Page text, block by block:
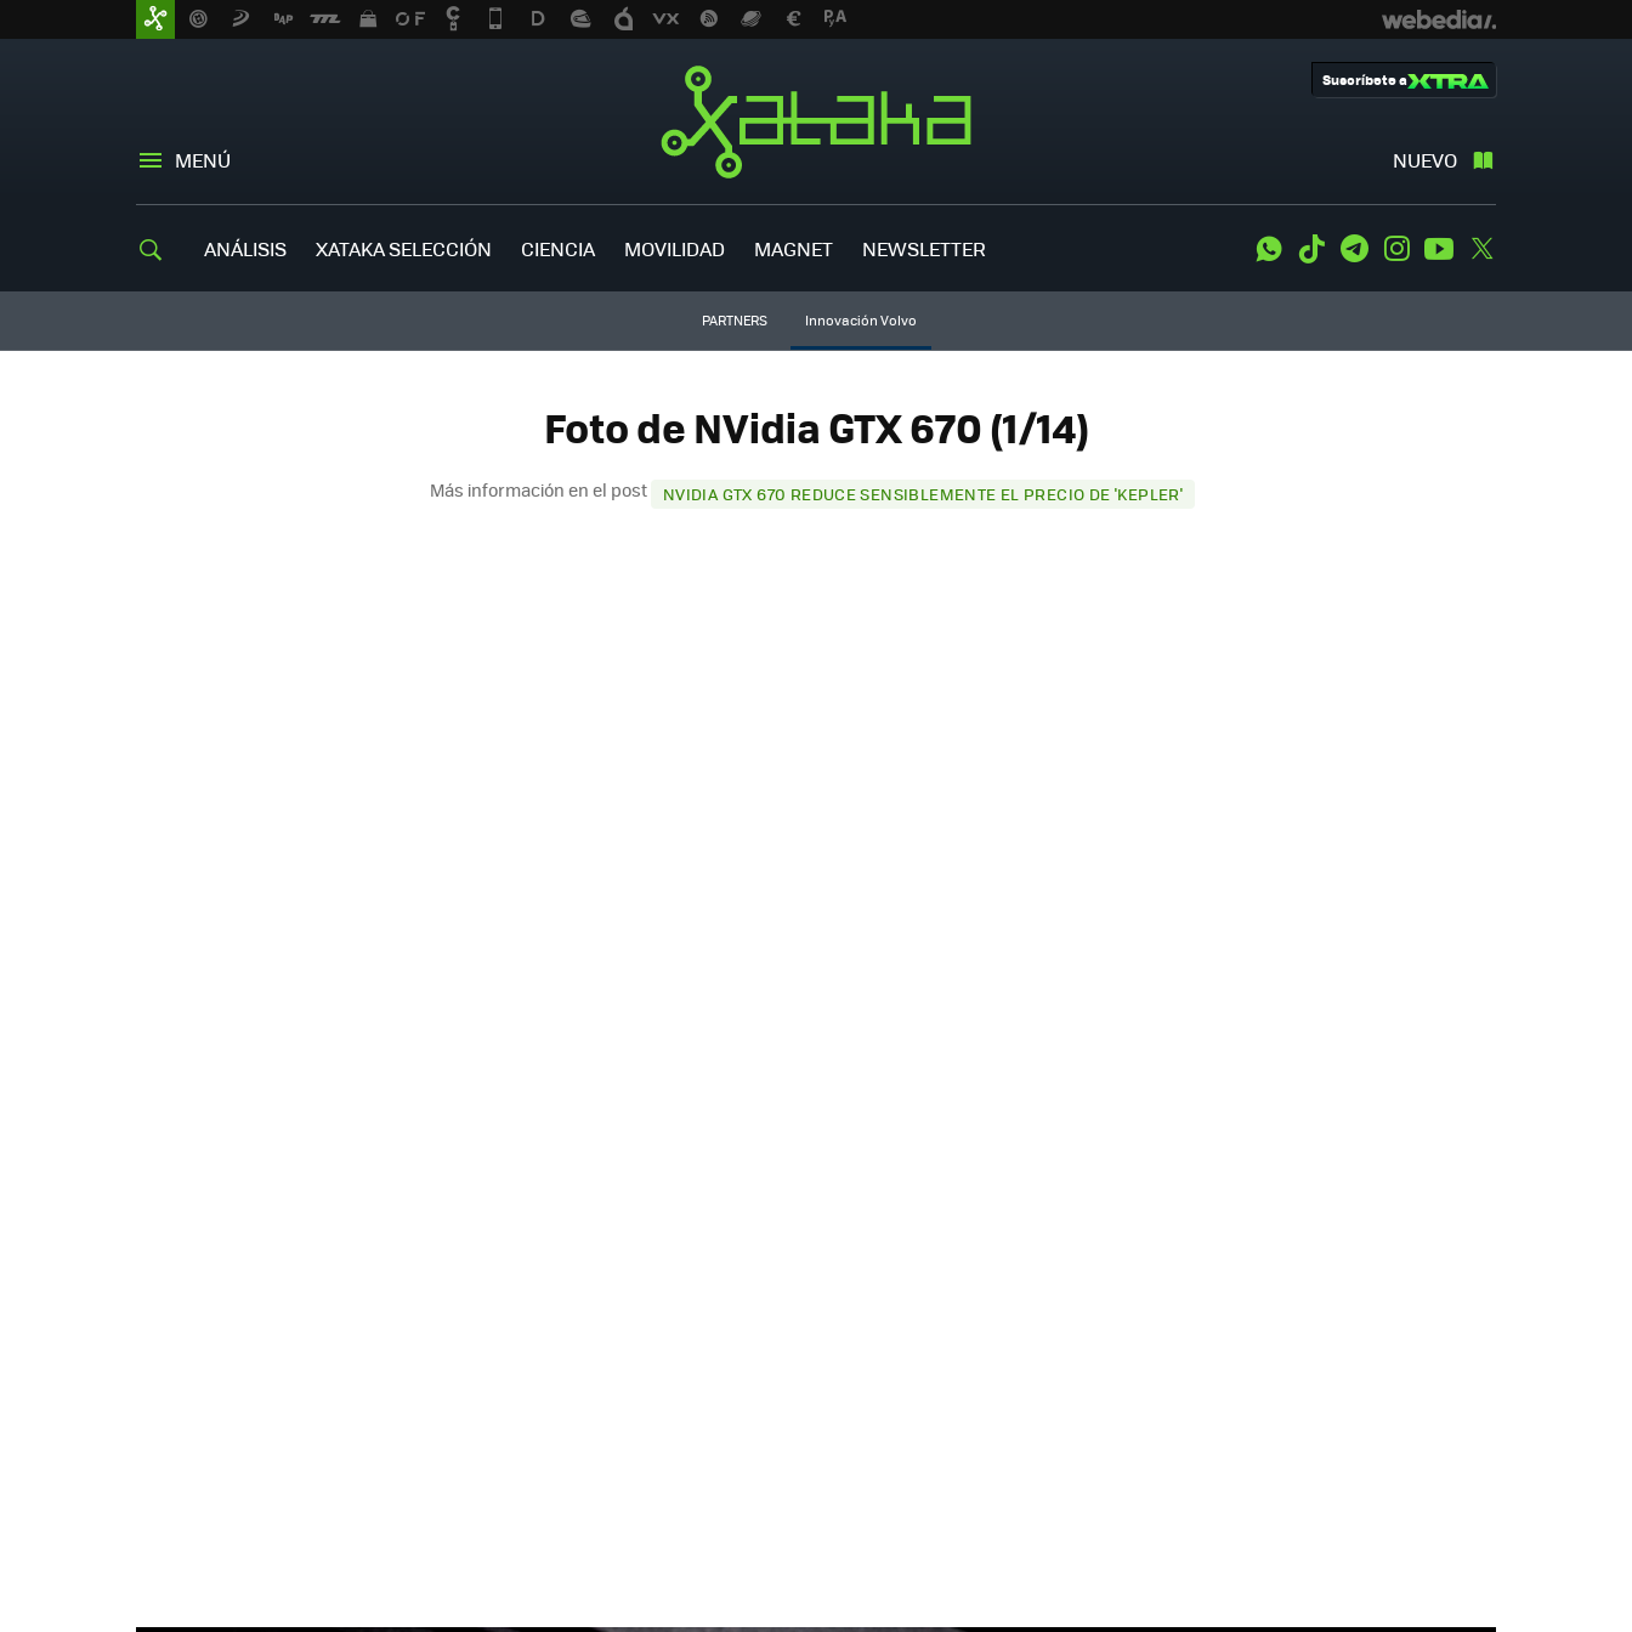
MENÚ NUEVO
Suscríbete a
ANÁLISIS XATAKA SELECCIÓN CIENCIA MOVILIDAD MAGNET NEWSLETTER WhatsApp
Tiktok TelegramInstagramYoutube
PARTNERS Innovación Volvo
Foto de NVidia GTX 670 (1/14)
Más información en el post NVIDIA GTX 670 REDUCE SENSIBLEMENTE EL PRECIO DE 'KEPLER'